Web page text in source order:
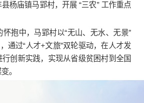
杨庙镇马郢村，开展 “三农” 工作重点
抱中，马郢村以“无山、无水、无景”
通过“人才+文旅”双轮驱动，在人才发
创新实践，实现从省级贫困村到全国
。